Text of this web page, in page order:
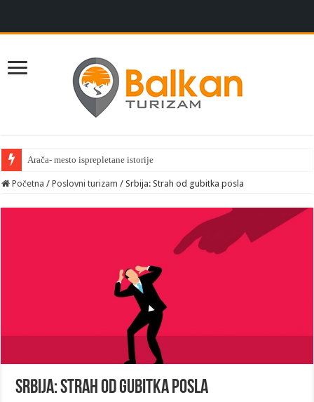
Arača- mesto isprepletane istorije
Početna / Poslovni turizam / Srbija: Strah od gubitka posla
Srbija: Strah od gubitka posla